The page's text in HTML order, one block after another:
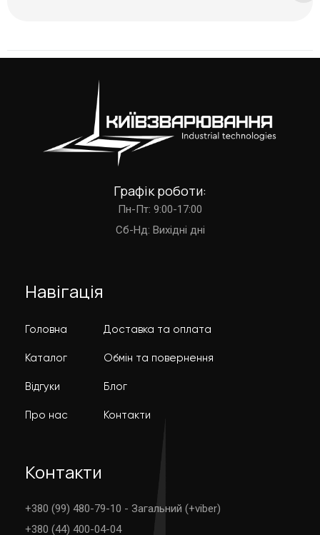
Графік роботи:
Пн-Пт: 9:00-17:00
Cб-Нд: Вихідні дні
Навігація
Головна
Каталог
Відгуки
Про нас
Доставка та оплата
Обмін та повернення
Блог
Контакти
Контакти
+380 (99) 480-79-10 - Загальний (+viber)
+380 (44) 400-04-04